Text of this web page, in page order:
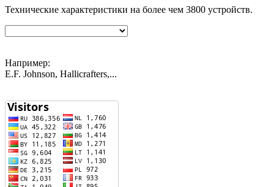
Технические характеристики на более чем 3800 устройств.
Например:
E.F. Johnson, Hallicrafters,...